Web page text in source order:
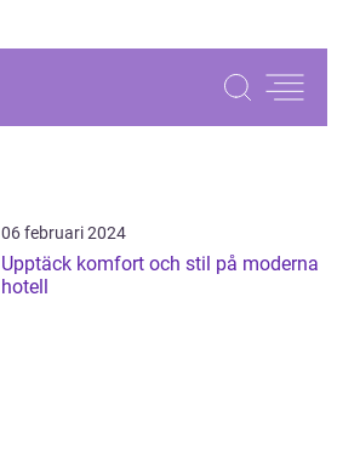
06 februari 2024
Upptäck komfort och stil på moderna
hotell